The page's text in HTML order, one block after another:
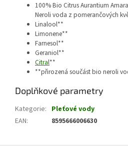
100% Bio Citrus Aurantium
Neroli voda z pomerančových
Linalool**
Limonene**
Farnesol**
Geraniol**
Citral**
**přirozená součást bio neroli
Doplňkové parametry
Kategorie: Pleťové vody
EAN: 8595666006630